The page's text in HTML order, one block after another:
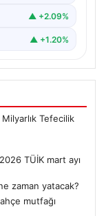
▲ +2.09%
▲ +1.20%
Milyarlık Tefecilik
TÜİK mart ayı
zaman yatacak?
mutfağı